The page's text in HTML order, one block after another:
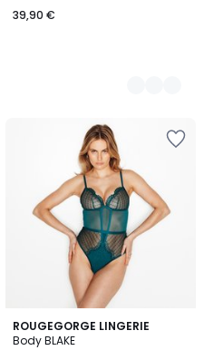
39,90 €
ROUGEGORGE LINGERIE
Body BLAKE